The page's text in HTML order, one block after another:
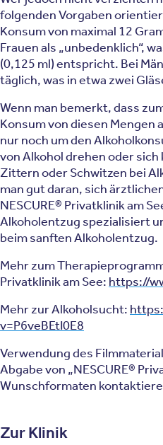
folgenden Vorgaben
Konsum von maximal 12
Frauen als „unbedenklich“,
(0,125 ml) entspricht. Bei
täglich, was in etwa zwei
Wenn man bemerkt, dass
Konsum von diesen Mengen
nur noch um den
von Alkohol drehen oder
Zittern oder Schwitzen bei
man gut daran, sich
NESCURE® Privatklinik am
Alkoholentzug spezialisiert
beim sanften Alkoholentzug.
Mehr zum
Privatklinik am See: https://
Mehr zur Alkoholsucht:
v=P6veBEtI0E8
Verwendung des
Abgabe von „NESCURE®
Wunschformaten
Zur Klinik